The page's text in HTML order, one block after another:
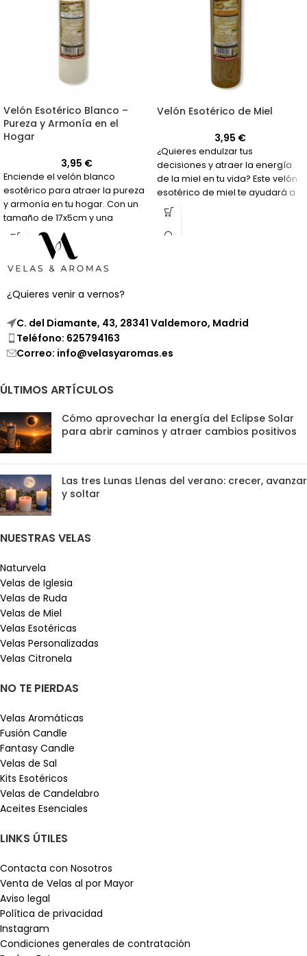
Velón Esotérico Blanco –
Pureza y Armonía en el
Hogar
3,95 €
Enciende el velón blanco
esotérico para atraer la pureza
y armonía en tu hogar. Con un
tamaño de 17x5cm y una
duración de 50 horas, crea un
ambiente acogedor y
equilibrado.
Velón Esotérico de Miel
3,95 €
¿Quieres endulzar tus
decisiones y atraer la energía
de la miel en tu vida? Este velón
esotérico de miel te ayudará a
hacerlo.
¿Quieres venir a vernos?
C. del Diamante, 43, 28341 Valdemoro, Madrid
Teléfono: 625794163
Correo: info@velasyaromas.es
ÚLTIMOS ARTÍCULOS
Cómo aprovechar la energía del Eclipse Solar
para abrir caminos y atraer cambios positivos
Las tres Lunas Llenas del verano: crecer, avanzar
y soltar
NUESTRAS VELAS
Naturvela
Velas de Iglesia
Velas de Ruda
Velas de Miel
Velas Esotéricas
Velas Personalizadas
Velas Citronela
NO TE PIERDAS
Velas Aromáticas
Fusión Candle
Fantasy Candle
Velas de Sal
Kits Esotéricos
Velas de Candelabro
Aceites Esenciales
LINKS ÚTILES
Contacta con Nosotros
Venta de Velas al por Mayor
Aviso legal
Política de privacidad
Instagram
Condiciones generales de contratación